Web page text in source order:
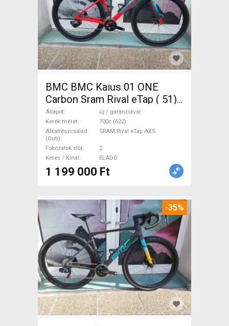
BMC BMC Kaius 01 ONE
Carbon Sram Rival eTap ( 51)
Gravel / CX SRAM Rival eTap
AXS tárcsafék új / garanciával
ELADÓ
Állapot
új / garanciával
Kerék méret
700c (622)
Alkatrészcsalád
(Outi)
SRAM Rival eTap AXS
Fokozatok elöl
2
Keres / Kínál
ELADÓ
1 199 000 Ft
-35%